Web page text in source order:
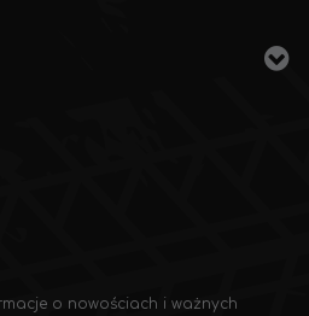
o nowościach i ważnych